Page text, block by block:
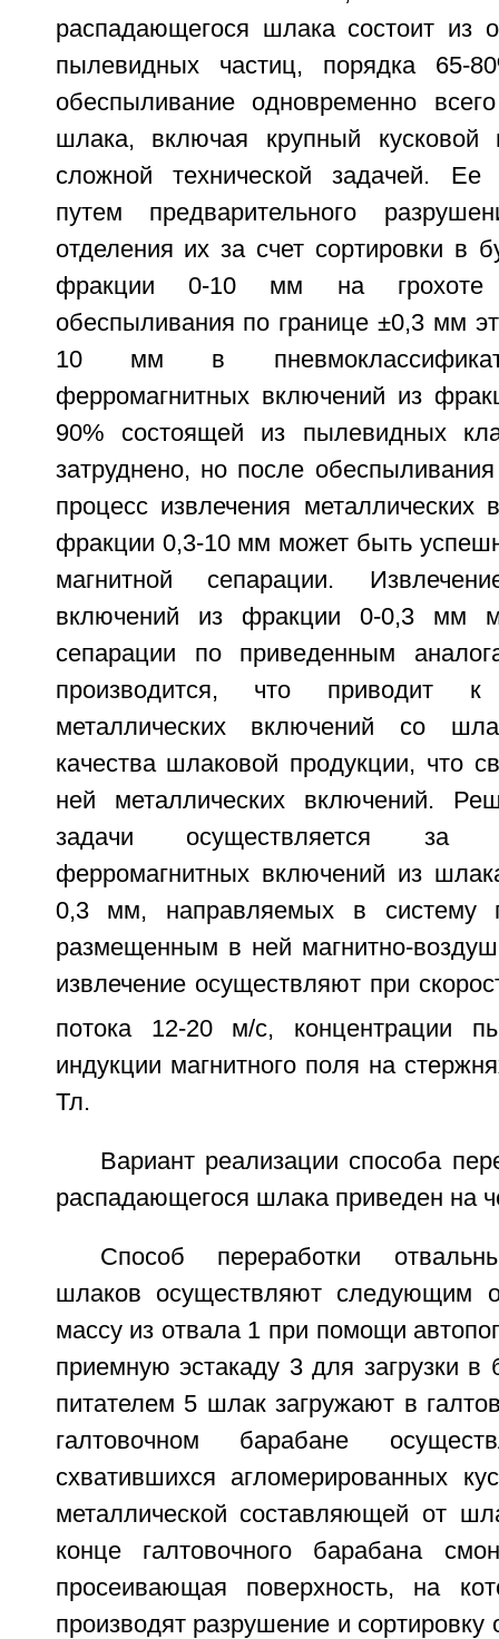
распадающегося шлака состоит из
пылевидных частиц, порядка 65-
обеспыливание одновременно
шлака, включая крупный кусковой
сложной технической задачей.
путем предварительного
отделения их за счет сортировки в
фракции 0-10 мм на грохоте
обеспыливания по границе ±0,3 мм
10 мм в
ферромагнитных включений из
90% состоящей из пылевидных
затруднено, но после
процесс извлечения
фракции 0,3-10 мм может быть
магнитной сепарации.
включений из фракции 0-0,3 мм
сепарации по приведенным
производится, что приводит
металлических включений со
качества шлаковой продукции, что
ней металлических включений.
задачи осуществляется за
ферромагнитных включений из
0,3 мм, направляемых в систему
размещенным в ней магнитно-
извлечение осуществляют при
потока 12-20 м/с, концентрации
индукции магнитного поля на
Тл.
Вариант реализации способа
распадающегося шлака приведен на
Способ переработки
шлаков осуществляют следующим
массу из отвала 1 при помощи
приемную эстакаду 3 для загрузки в
питателем 5 шлак загружают в
галтовочном барабане
схватившихся агломерированных
металлической составляющей от
конце галтовочного барабана
просеивающая поверхность, на
производят разрушение и сортировку